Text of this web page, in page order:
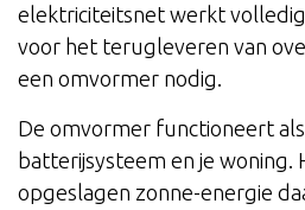
elektriciteitsnet werkt
voor het terugleveren van
een omvormer nodig.
De omvormer functioneert als
batterijsysteem en je woning.
opgeslagen zonne-energie